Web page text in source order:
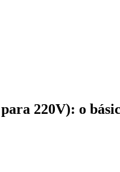
220V): o